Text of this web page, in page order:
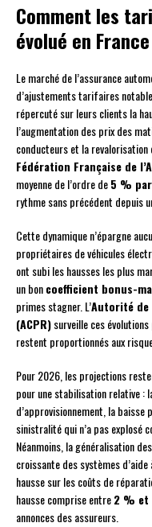
Comment les
évolué en France
Le marché de l’assurance
d’ajustements tarifaires
répercuté sur leurs clients la
l’augmentation des prix des
conducteurs et la revalorisation
Fédération Française de
moyenne de l’ordre de5 %
rythme sans précédent depuis
Cette dynamique n’épargne
propriétaires de véhicules
ont subi les hausses les plus
un boncoefficient bonus-
primes stagner. L’Autorité
(ACPR)surveille ces
restent proportionnés aux
Pour 2026, les projections
pour une stabilisation relative :
d’approvisionnement, la
sinistralité qui n’a pas explosé
Néanmoins, la généralisation
croissante des systèmes
hausse sur les coûts de
hausse comprise entre2 %
annonces des assureurs.